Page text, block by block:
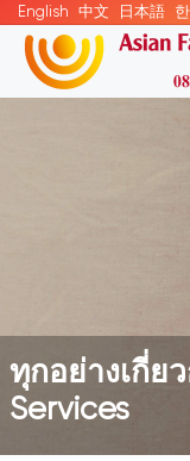
English 中文 日本語
ทุกอย่างเกี่ย
Services